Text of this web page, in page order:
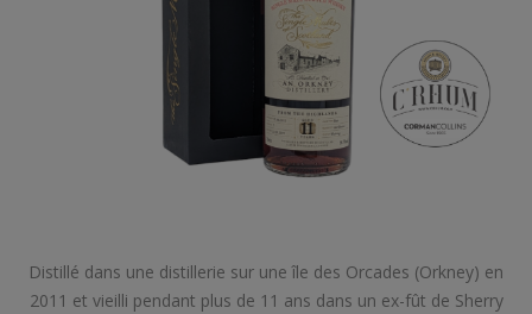
Distillé dans une distillerie sur une île des Orcades (Orkney) en
2011 et vieilli pendant plus de 11 ans dans un ex-fût de Sherry